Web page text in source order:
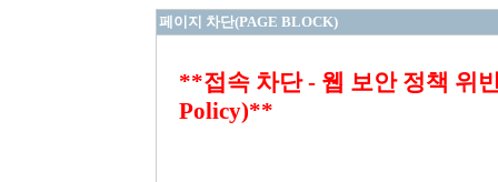
페이지 차단(PAGE BLOCK)
**접속 차단 - 웹 보안 정책 위
Policy)**